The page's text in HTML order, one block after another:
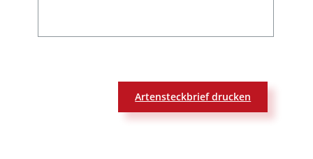
Artensteckbrief drucken